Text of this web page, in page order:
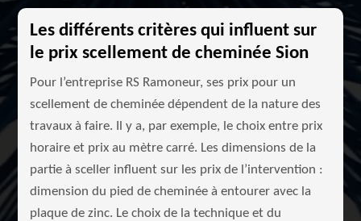
Les différents critères qui influent sur
le prix scellement de cheminée Sion
Pour l’entreprise RS Ramoneur, ses prix pour un
scellement de cheminée dépendent de la nature des
travaux à faire. Il y a, par exemple, le choix entre prix
horaire et prix au mètre carré. Les dimensions de la
partie à sceller influent sur les prix de l’intervention :
dimension du pied de cheminée à entourer avec la
plaque de zinc. Le choix de la technique et du